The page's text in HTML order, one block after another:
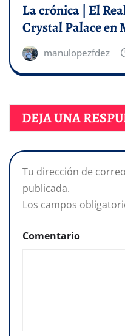
La crónica | El
Crystal Palace en
manulopezfdez
DEJA UNA
Tu dirección de
publicada.
Los campos
Comentario